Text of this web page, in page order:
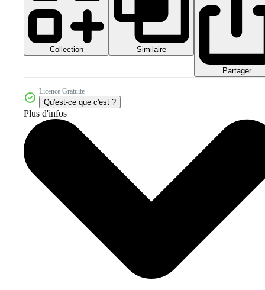
Collection Similaire
Partager
Licence Gratuite
Qu'est-ce que c'est ?
Plus d'infos